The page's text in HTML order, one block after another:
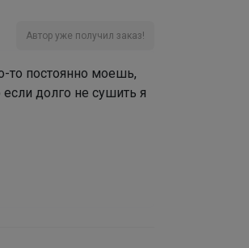
Автор уже получил заказ!
то постоянно моешь,
долго не сушить я